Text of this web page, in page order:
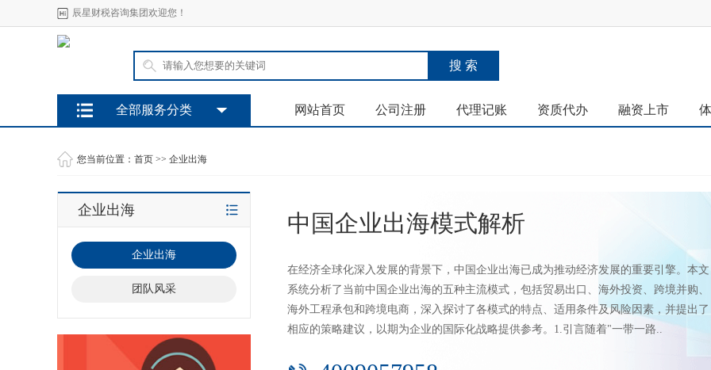
辰星财税咨询集团欢迎您！
网站首页 公司注册 代理记账 资质代办 融资上市
全部服务分类
您当前位置： 首页 >> 企业出海
企业出海
企业出海
团队风采
中国企业出海模式解析
在经济全球化深入发展的背景下，中国企业出海已成为推动经济发展的重要引擎。本文
系统分析了当前中国企业出海的五种主流模式，包括贸易出口、海外投资、跨境并购、
海外工程承包和跨境电商，深入探讨了各模式的特点、适用条件及风险因素，并提出了
相应的策略建议，以期为企业的国际化战略提供参考。1.引言随着"一带一路..